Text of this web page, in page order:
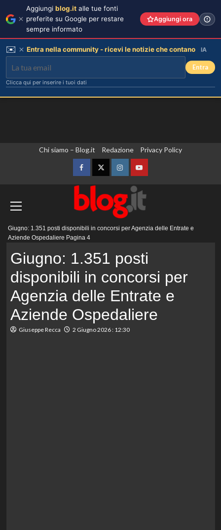
Chi siamo – Blog.it Redazione Privacy Policy
FacebookTwitterInstagramYouTube
principale
Giugno: 1.351 posti disponibili in concorsi per Agenzia delle Entrate e
Aziende Ospedaliere Pagina 4
Giugno: 1.351 posti
disponibili in concorsi per
Agenzia delle Entrate e
Aziende Ospedaliere
Giuseppe Recca 2 Giugno 2026 : 12:30
Aggiungi blog.it alle tue fonti
preferite su Google per restare
sempre informato
Aggiungi ora
✉️ Entra nella community - ricevi le notizie che contano IA
Entra
Clicca qui per inserire i tuoi dati